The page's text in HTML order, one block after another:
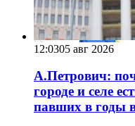
12:0305 авг 2026
А.Петрович:
городе и селе
павших в годы